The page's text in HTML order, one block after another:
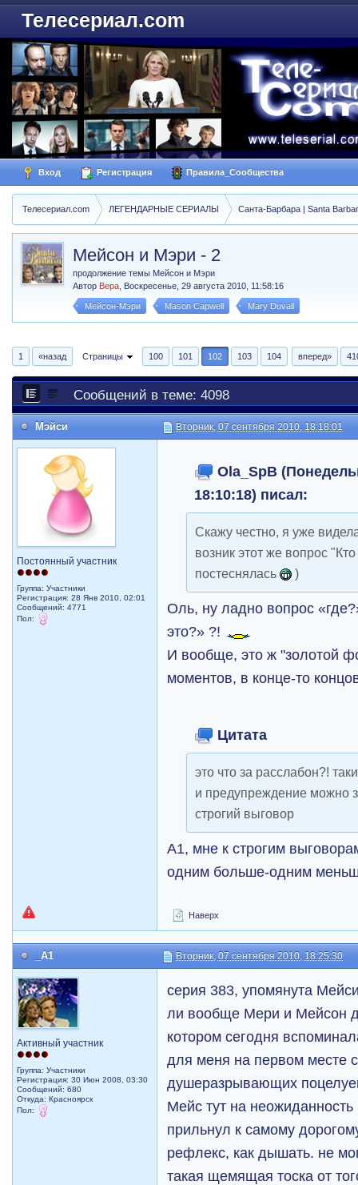
Телесериал.com
Вход Регистрация Правила_Сообщества
Телесериал.com ЛЕГЕНДАРНЫЕ СЕРИАЛЫ Санта-Барбара | Santa
Мейсон и Мэри - 2
продолжение темы Мейсон и Мэри
Автор Вера Воскресенье, 29 августа 2010, 11:58:16
Мейсон-Мэри Mason Capwell Mary Duvall
1 «назад Страницы 100 101 102 103 104 вперед»
Сообщений в теме: 4098
Мэйси Вторник, 07 сентября 2010, 18:18:01
Постоянный участник
Группа: Участники
Регистрация: 28 Янв 2010, 02:01
Сообщений: 4771
Пол:
Ola_SpB
18:10:18) писал:
Скажу честно, я уже
возник этот же вопрос
постеснялась
)
Оль, ну ладно вопрос
это?» ?!
И вообще, это ж "золотой
моментов, в конце-то
Цитата
это что за расслабон?!
и предупреждение можно
строгий выговор
А1, мне к строгим
одним больше-одним
Наверх
_A1 Вторник, 07 сентября 2010, 18:25:30
Активный участник
Группа: Участники
Регистрация: 30 Июн 2008, 03:30
Сообщений: 680
Откуда: Красноярск
Пол:
серия 383, упомянута
ли вообще Мери и Мейсон
котором сегодня
для меня на первом месте
душеразрывающих
Мейс тут на
прильнул к самому
рефлекс, как дышать. не
такая щемящая тоска от